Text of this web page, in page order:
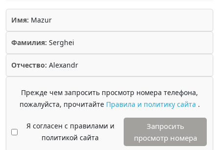
Имя: Mazur
Фамилия: Serghei
Отчество: Alexandr
Прежде чем запросить просмотр номера телефона,
пожалуйста, прочитайте Правила и политику сайта .
Я согласен с правилами и
политикой сайта
Запросить
просмотр номера